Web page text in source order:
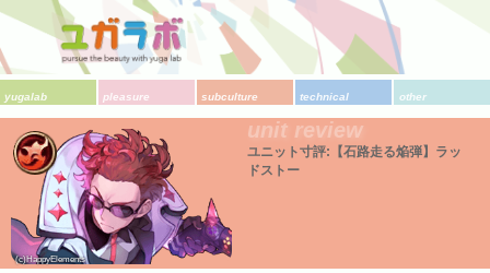
yugalab pleasure subculture technical other
(c)HappyElements
unit review
ユニット寸評:【石路走る焔弾】ラッ
ドストー